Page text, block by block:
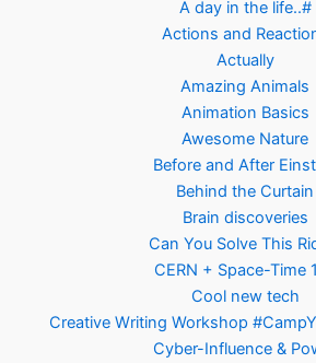
A day in the life..#
Actions and
Actually
Amazing Animals
Animation Basics
Awesome Nature
Before and After
Behind the Curtain
Brain discoveries
Can You Solve This
CERN + Space-Time
Cool new tech
Creative Writing Workshop
Cyber-Influence &